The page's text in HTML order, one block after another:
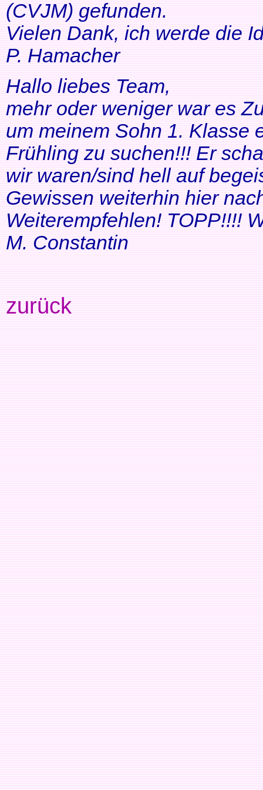
(CVJM) gefunden.
Vielen Dank, ich werde die
P. Hamacher
Hallo liebes Team,
mehr oder weniger war es
um meinem Sohn 1. Klasse
Frühling zu suchen!!! Er
wir waren/sind hell auf
Gewissen weiterhin hier
Weiterempfehlen! TOPP!!!!
M. Constantin
zurück